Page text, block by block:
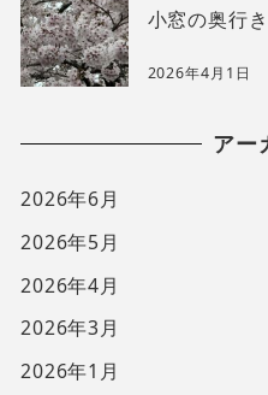
小窓の奥行
2026年4月1日
アー
2026年6月
2026年5月
2026年4月
2026年3月
2026年1月